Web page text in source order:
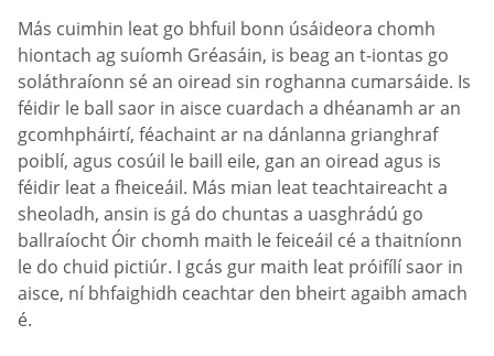
Más cuimhin leat go bhfuil bonn úsáideora chomh
hiontach ag suíomh Gréasáin, is beag an t-iontas go
soláthraíonn sé an oiread sin roghanna cumarsáide. Is
féidir le ball saor in aisce cuardach a dhéanamh ar an
gcomhpháirtí, féachaint ar na dánlanna grianghraf
poiblí, agus cosúil le baill eile, gan an oiread agus is
féidir leat a fheiceáil. Más mian leat teachtaireacht a
sheoladh, ansin is gá do chuntas a uasghrádú go
ballraíocht Óir chomh maith le feiceáil cé a thaitníonn
le do chuid pictiúr. I gcás gur maith leat próifílí saor in
aisce, ní bhfaighidh ceachtar den bheirt agaibh amach
é.